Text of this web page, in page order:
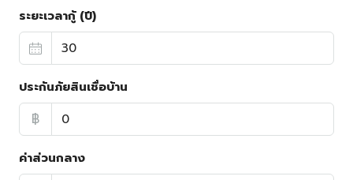
ระยะเวลากู้ (ปี)
ประกันภัยสินเชื่อบ้าน
฿
ค่าส่วนกลาง